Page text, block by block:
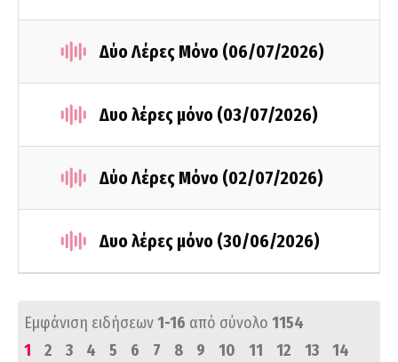
Δύο Λέρες Μόνο (06/07/2026)
Δυο λέρες μόνο (03/07/2026)
Δύο Λέρες Μόνο (02/07/2026)
Δυο λέρες μόνο (30/06/2026)
Εμφάνιση ειδήσεων1-16 από σύνολο 1154
1
2 3 4 5 6 7 8 9 10 11 12 13
14